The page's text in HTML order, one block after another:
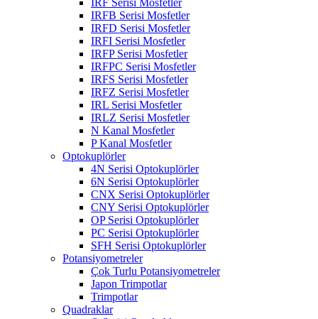
IRF Serisi Mosfetler
IRFB Serisi Mosfetler
IRFD Serisi Mosfetler
IRFI Serisi Mosfetler
IRFP Serisi Mosfetler
IRFPC Serisi Mosfetler
IRFS Serisi Mosfetler
IRFZ Serisi Mosfetler
IRL Serisi Mosfetler
IRLZ Serisi Mosfetler
N Kanal Mosfetler
P Kanal Mosfetler
Optokuplörler
4N Serisi Optokuplörler
6N Serisi Optokuplörler
CNX Serisi Optokuplörler
CNY Serisi Optokuplörler
OP Serisi Optokuplörler
PC Serisi Optokuplörler
SFH Serisi Optokuplörler
Potansiyometreler
Çok Turlu Potansiyometreler
Japon Trimpotlar
Trimpotlar
Quadraklar